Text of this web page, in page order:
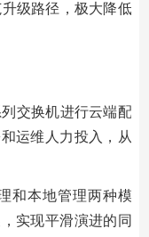
级路径，极大降低
交换机进行云端配
运维人力投入，从
和本地管理两种模
实现平滑演进的同